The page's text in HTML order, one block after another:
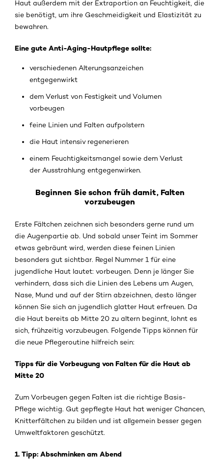
Haut außerdem mit der Extraportion an Feuchtigkeit, die
sie benötigt, um ihre Geschmeidigkeit und Elastizität zu
bewahren.
Eine gute Anti-Aging-Hautpflege sollte:
verschiedenen Alterungsanzeichen
entgegenwirkt
dem Verlust von Festigkeit und Volumen
vorbeugen
feine Linien und Falten aufpolstern
die Haut intensiv regenerieren
einem Feuchtigkeitsmangel sowie dem Verlust
der Ausstrahlung entgegenwirken.
Beginnen Sie schon früh damit, Falten
vorzubeugen
Erste Fältchen zeichnen sich besonders gerne rund um
die Augenpartie ab. Und sobald unser Teint im Sommer
etwas gebräunt wird, werden diese feinen Linien
besonders gut sichtbar. Regel Nummer 1 für eine
jugendliche Haut lautet: vorbeugen. Denn je länger Sie
verhindern, dass sich die Linien des Lebens um Augen,
Nase, Mund und auf der Stirn abzeichnen, desto länger
können Sie sich an jugendlich glatter Haut erfreuen. Da
die Haut bereits ab Mitte 20 zu altern beginnt, lohnt es
sich, frühzeitig vorzubeugen. Folgende Tipps können für
die neue Pflegeroutine hilfreich sein:
Tipps für die Vorbeugung von Falten für die Haut ab
Mitte 20
Zum Vorbeugen gegen Falten ist die richtige Basis-
Pflege wichtig. Gut gepflegte Haut hat weniger Chancen,
Knitterfältchen zu bilden und ist allgemein besser gegen
Umweltfaktoren geschützt.
1. Tipp: Abschminken am Abend